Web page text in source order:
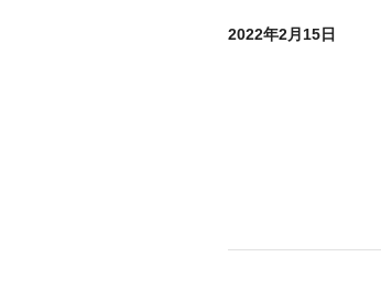
2022年2月15日